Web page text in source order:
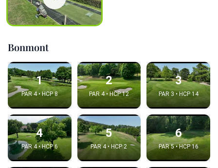
Bonmont
1
PAR 4 • HCP 8
2
PAR 4 • HCP 12
3
PAR 3 • HCP 14
4
PAR 4 • HCP 6
5
PAR 4 • HCP 2
6
PAR 5 • HCP 16